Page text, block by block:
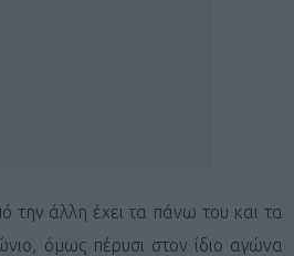
την άλλη έχει τα πάνω του και τα
όμως πέρυσι στον ίδιο αγώνα